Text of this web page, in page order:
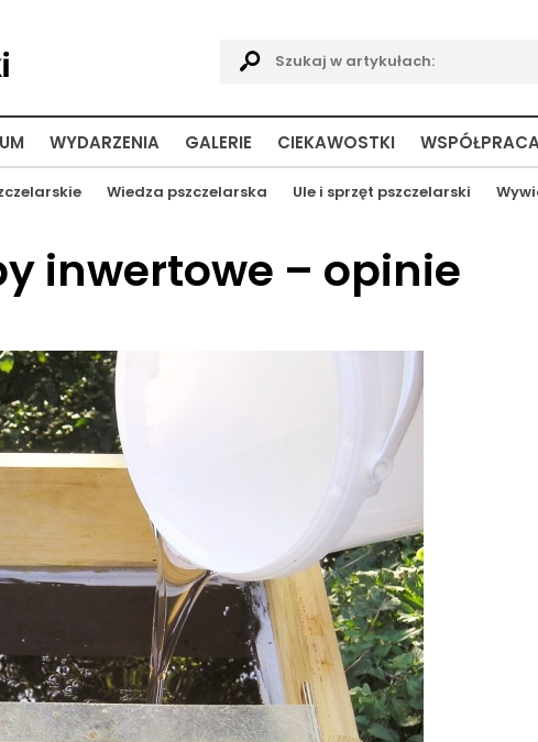
Wiedza pszczelarska Ule i sprzęt pszczelarski
WYDARZENIA GALERIE CIEKAWOSTKI
inwertowe – opinie